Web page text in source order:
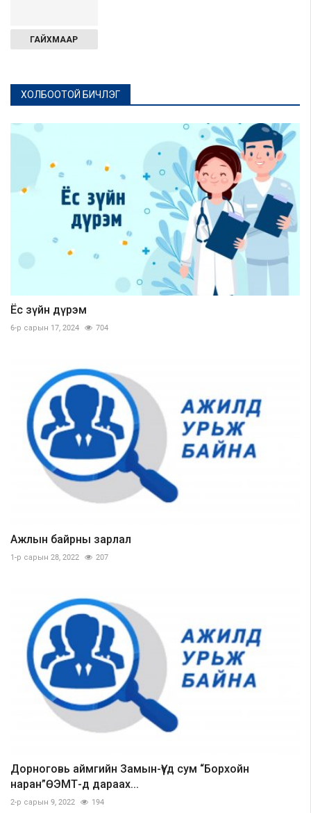
ГАЙХМААР
ХОЛБООТОЙ БИЧЛЭГ
Ёс зүйн дүрэм
6-р сарын 17, 2024 704
Ажлын байрны зарлал
1-р сарын 28, 2022 207
Дорноговь аймгийн Замын-Үүд сум “Борхойн
наран”ӨЭМТ-д дараах...
2-р сарын 9, 2022 194